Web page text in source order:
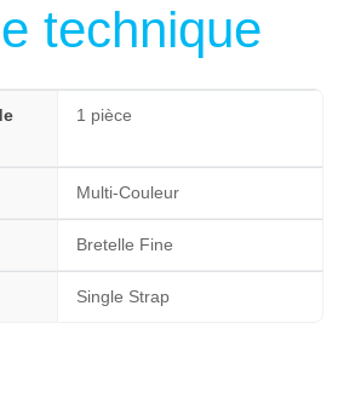
technique
1 pièce
Multi-Couleur
Bretelle Fine
Single Strap